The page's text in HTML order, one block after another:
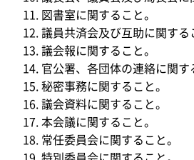
図書室に関すること。
議員共済会及び互助に関する
議会報に関すること。
官公署、各団体の連絡に関す
秘密事務に関すること。
議会資料に関すること。
本会議に関すること。
常任委員会に関すること。